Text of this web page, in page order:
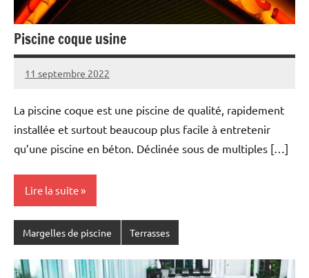
Piscine coque usine
11 septembre 2022
La piscine coque est une piscine de qualité, rapidement
installée et surtout beaucoup plus facile à entretenir
qu’une piscine en béton. Déclinée sous de multiples […]
Lire la suite
Margelles de piscine Terrasses